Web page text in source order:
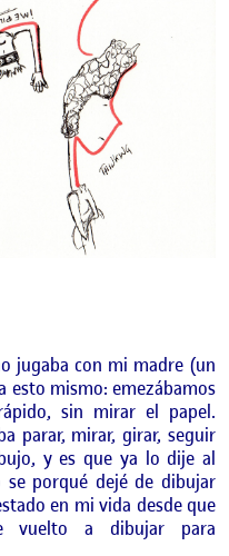
jugaba con mi madre (un
esto mismo: emezábamos
sin mirar el papel.
parar, mirar, girar, seguir
y es que ya lo dije al
porqué dejé de dibujar
en mi vida desde que
vuelto a dibujar para